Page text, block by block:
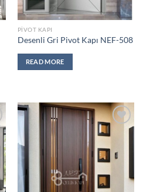
PIVOT KAPI
Desenli Gri Pivot Kapı NEF-508
READ MORE
Add to
wishlist